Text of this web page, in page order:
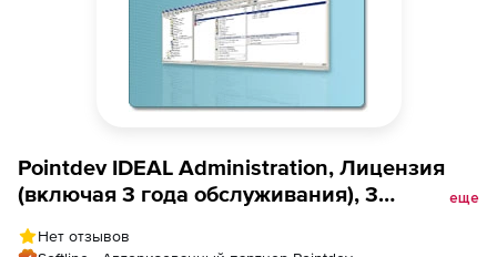
Pointdev IDEAL Administration, Лицензия
(включая 3 года обслуживания), 3
еще
Нет отзывов